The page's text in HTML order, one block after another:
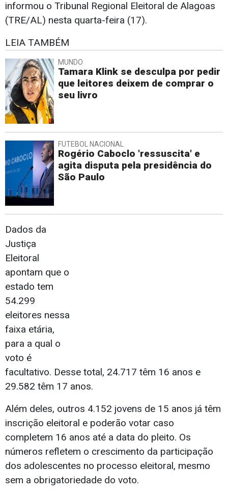
informou o Tribunal Regional Eleitoral de Alagoas
(TRE/AL) nesta quarta-feira (17).
LEIA TAMBÉM
MUNDO
Tamara Klink se desculpa por pedir
que leitores deixem de comprar o
seu livro
FUTEBOL NACIONAL
Rogério Caboclo 'ressuscita' e
agita disputa pela presidência do
São Paulo
Dados da
Justiça
Eleitoral
apontam que o
estado tem
54.299
eleitores nessa
faixa etária,
para a qual o
voto é
facultativo. Desse total, 24.717 têm 16 anos e
29.582 têm 17 anos.
Além deles, outros 4.152 jovens de 15 anos já têm
inscrição eleitoral e poderão votar caso
completem 16 anos até a data do pleito. Os
números refletem o crescimento da participação
dos adolescentes no processo eleitoral, mesmo
sem a obrigatoriedade do voto.